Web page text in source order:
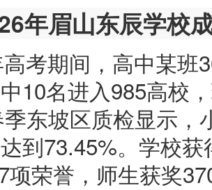
年眉山东辰学校
考期间，高中某班
10名进入985高校
东坡区质检显示
到73.45%。学校
项荣誉，师生获奖